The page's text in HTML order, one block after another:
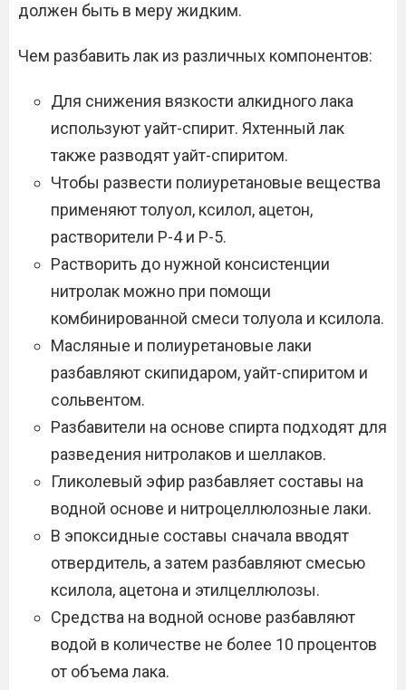
должен быть в меру жидким.
Чем разбавить лак из различных компонентов:
Для снижения вязкости алкидного лака
используют уайт-спирит. Яхтенный лак
также разводят уайт-спиритом.
Чтобы развести полиуретановые вещества
применяют толуол, ксилол, ацетон,
растворители Р-4 и Р-5.
Растворить до нужной консистенции
нитролак можно при помощи
комбинированной смеси толуола и ксилола.
Масляные и полиуретановые лаки
разбавляют скипидаром, уайт-спиритом и
сольвентом.
Разбавители на основе спирта подходят для
разведения нитролаков и шеллаков.
Гликолевый эфир разбавляет составы на
водной основе и нитроцеллюлозные лаки.
В эпоксидные составы сначала вводят
отвердитель, а затем разбавляют смесью
ксилола, ацетона и этилцеллюлозы.
Средства на водной основе разбавляют
водой в количестве не более 10 процентов
от объема лака.